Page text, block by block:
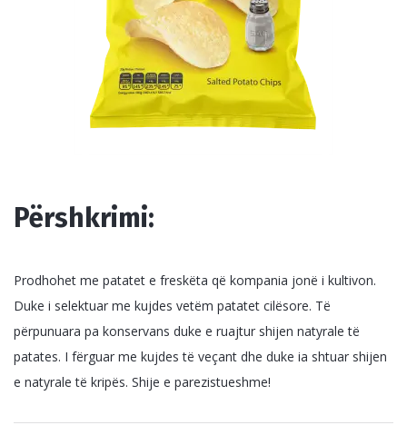
Përshkrimi:
Prodhohet me patatet e freskëta që kompania jonë i kultivon.
Duke i selektuar me kujdes vetëm patatet cilësore. Të
përpunuara pa konservans duke e ruajtur shijen natyrale të
patates. I fërguar me kujdes të veçant dhe duke ia shtuar shijen
e natyrale të kripës. Shije e parezistueshme!